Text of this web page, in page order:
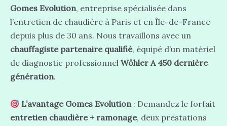
Gomes Evolution, entreprise spécialisée dans
l’entretien de chaudière à Paris et en Île-de-France
depuis plus de 30 ans. Nous travaillons avec un
chauffagiste partenaire qualifié, équipé d’un matériel
de diagnostic professionnel Wöhler A 450 dernière
génération.
L’avantage Gomes Evolution: Demandez le forfait
entretien chaudière + ramonage, deux prestations